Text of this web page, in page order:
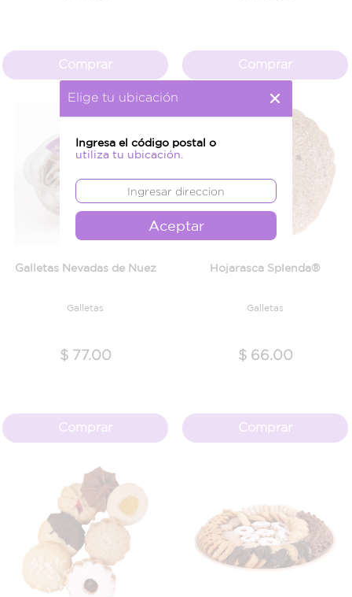
Elige tu ubicación
Ingresa el código postal o
utiliza tu ubicación.
Aceptar
Comprar Comprar
Galletas Nevadas de Nuez
Galletas
$ 77.00
Comprar
Hojarasca Splenda®
Galletas
$ 66.00
Comprar